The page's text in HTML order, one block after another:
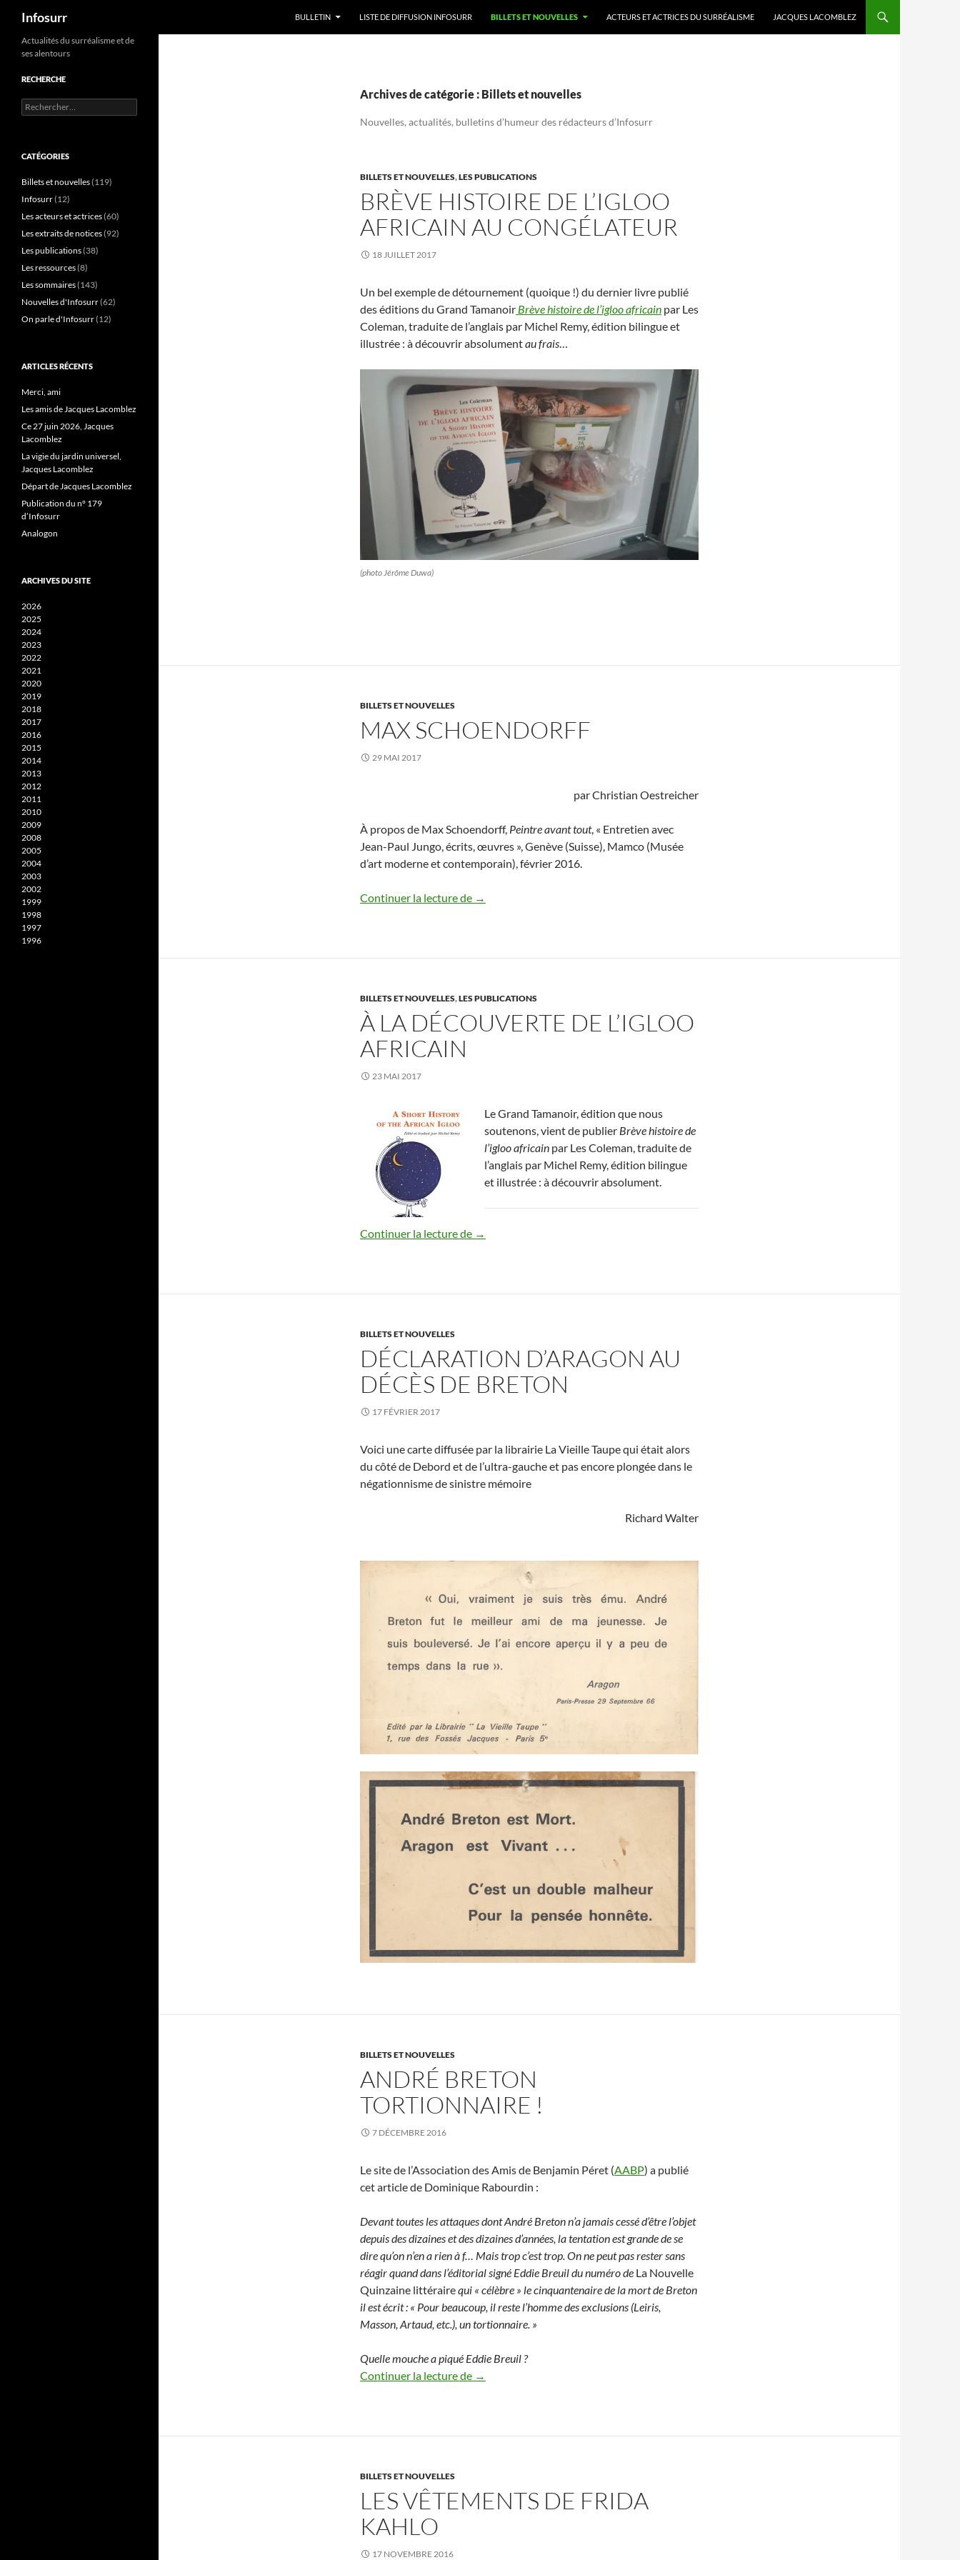
Aller
contenu
Infosurr BULLETIN LISTE DE DIFFUSION INFOSURR BILLETS ET NOUVELLES ACTEURS ET ACTRICES DU SURRÉALISME JACQUES LACOMBLEZ
Archives de catégorie : Billets et nouvelles
Nouvelles, actualités, bulletins d’humeur des rédacteurs d’Infosurr
BILLETS ET NOUVELLES,LES PUBLICATIONS
BRÈVE HISTOIRE DE L’IGLOO
AFRICAIN AU CONGÉLATEUR
18 JUILLET 2017
Un bel exemple de détournement (quoique !) du dernier livre publié
des éditions du Grand Tamanoir Brève histoire de l’igloo africain par Les
Coleman, traduite de l’anglais par Michel Remy, édition bilingue et
illustrée : à découvrir absolumentau frais…
(photo Jérôme Duwa)
BILLETS ET NOUVELLES
MAX SCHOENDORFF
29 MAI 2017
par Christian Oestreicher
À propos de Max Schoendorff, Peintre avant tout, « Entretien avec
Jean-Paul Jungo, écrits, œuvres », Genève (Suisse), Mamco (Musée
d’art moderne et contemporain), février 2016.
Continuer la lecture de Max Schoendorff
→
BILLETS ET NOUVELLES,LES PUBLICATIONS
À LA DÉCOUVERTE DE L’IGLOO
AFRICAIN
23 MAI 2017
Le Grand Tamanoir, édition que nous
soutenons, vient de publier Brève histoire de
l’igloo africain par Les Coleman, traduite de
l’anglais par Michel Remy, édition bilingue
et illustrée : à découvrir absolument.
Continuer la lecture de À la découverte de l’igloo africain
→
BILLETS ET NOUVELLES
DÉCLARATION D’ARAGON AU
DÉCÈS DE BRETON
17 FÉVRIER 2017
Voici une carte diffusée par la librairie La Vieille Taupe qui était alors
du côté de Debord et de l’ultra-gauche et pas encore plongée dans le
négationnisme de sinistre mémoire
Richard Walter
BILLETS ET NOUVELLES
ANDRÉ BRETON
TORTIONNAIRE !
7 DÉCEMBRE 2016
Le site de l’Association des Amis de Benjamin Péret (AABP) a publié
cet article de Dominique Rabourdin :
Devant toutes les attaques dont André Breton n’a jamais cessé d’être l’objet
depuis des dizaines et des dizaines d’années, la tentation est grande de se
dire qu’on n’en a rien à f… Mais trop c’est trop. On ne peut pas rester sans
réagir quand dans l’éditorial signé Eddie Breuil du numéro de La Nouvelle
Quinzaine littérairequi « célèbre » le cinquantenaire de la mort de Breton
il est écrit : « Pour beaucoup, il reste l’homme des exclusions (Leiris,
Masson, Artaud, etc.), un tortionnaire. »
Quelle mouche a piqué Eddie Breuil ?
Continuer la lecture de André Breton tortionnaire !
→
BILLETS ET NOUVELLES
LES VÊTEMENTS DE FRIDA
KAHLO
17 NOVEMBRE 2016
Actualités du surréalisme et de
ses alentours
RECHERCHE
Rechercher :
CATÉGORIES
Billets et nouvelles(119)
Infosurr(12)
Les acteurs et actrices(60)
Les extraits de notices(92)
Les publications(38)
Les ressources(8)
Les sommaires(143)
Nouvelles d'Infosurr(62)
On parle d'Infosurr(12)
ARTICLES RÉCENTS
Merci, ami
Les amis de Jacques Lacomblez
Ce 27 juin 2026, Jacques
Lacomblez
La vigie du jardin universel,
Jacques Lacomblez
Départ de Jacques Lacomblez
Publication du n° 179
d’Infosurr
Analogon
ARCHIVES DU SITE
2026
2025
2024
2023
2022
2021
2020
2019
2018
2017
2016
2015
2014
2013
2012
2011
2010
2009
2008
2005
2004
2003
2002
1999
1998
1997
1996